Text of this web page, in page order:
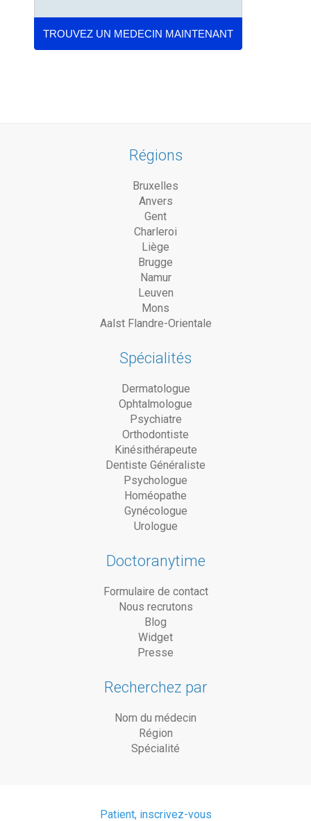
Régions
Bruxelles
Anvers
Gent
Charleroi
Liège
Brugge
Namur
Leuven
Mons
Aalst Flandre-Orientale
Spécialités
Dermatologue
Ophtalmologue
Psychiatre
Orthodontiste
Kinésithérapeute
Dentiste Généraliste
Psychologue
Homéopathe
Gynécologue
Urologue
Doctoranytime
Formulaire de contact
Nous recrutons
Blog
Widget
Presse
Recherchez par
Nom du médecin
Région
Spécialité
Patient, inscrivez-vous